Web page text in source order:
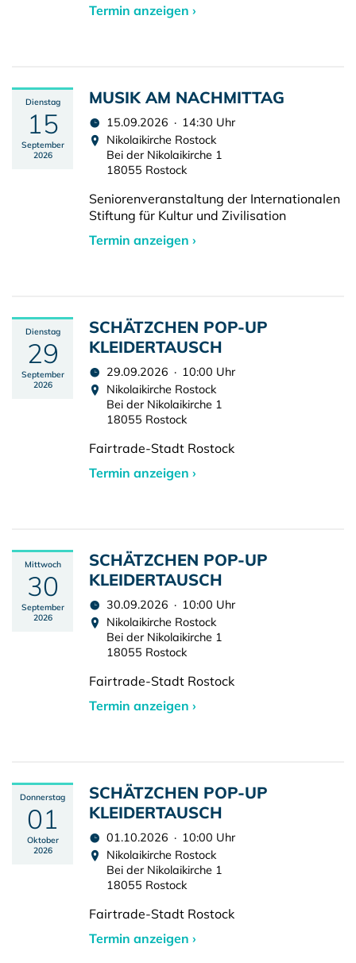
Termin anzeigen ›
Dienstag
15
September
2026
MUSIK AM NACHMITTAG
15.09.2026 · 14:30 Uhr
Nikolaikirche Rostock
Bei der Nikolaikirche 1
18055 Rostock
Seniorenveranstaltung der Internationalen
Stiftung für Kultur und Zivilisation
Termin anzeigen ›
Dienstag
29
September
2026
SCHÄTZCHEN POP-UP
KLEIDERTAUSCH
29.09.2026 · 10:00 Uhr
Nikolaikirche Rostock
Bei der Nikolaikirche 1
18055 Rostock
Fairtrade-Stadt Rostock
Termin anzeigen ›
Mittwoch
30
September
2026
SCHÄTZCHEN POP-UP
KLEIDERTAUSCH
30.09.2026 · 10:00 Uhr
Nikolaikirche Rostock
Bei der Nikolaikirche 1
18055 Rostock
Fairtrade-Stadt Rostock
Termin anzeigen ›
Donnerstag
01
Oktober
2026
SCHÄTZCHEN POP-UP
KLEIDERTAUSCH
01.10.2026 · 10:00 Uhr
Nikolaikirche Rostock
Bei der Nikolaikirche 1
18055 Rostock
Fairtrade-Stadt Rostock
Termin anzeigen ›